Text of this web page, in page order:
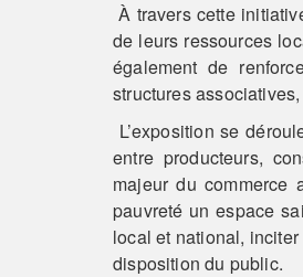
À travers cette
de leurs ressources
également de
structures
L’exposition se
entre producteurs,
majeur du commerce
pauvreté un espace
local et national,
disposition du public.